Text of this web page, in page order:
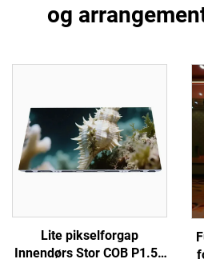
og
Lite pikselforgap
Innendørs Stor COB P1.56